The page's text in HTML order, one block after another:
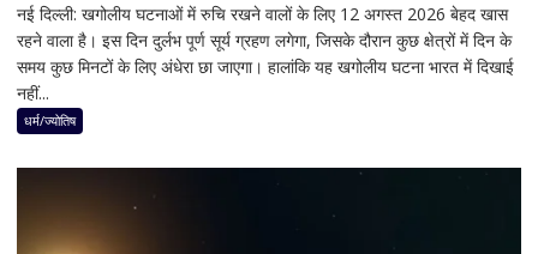
12
अगस्त
को
सूर्य
नई दिल्ली: खगोलीय घटनाओं में रुचि रखने वालों के लिए 12 अगस्त 2026 बेहद खास
रहने वाला है। इस दिन दुर्लभ पूर्ण सूर्य ग्रहण लगेगा, जिसके दौरान कुछ क्षेत्रों में दिन के
समय कुछ मिनटों के लिए अंधेरा छा जाएगा। हालांकि यह खगोलीय घटना भारत में दिखाई
नहीं...
धर्म/ज्योतिष